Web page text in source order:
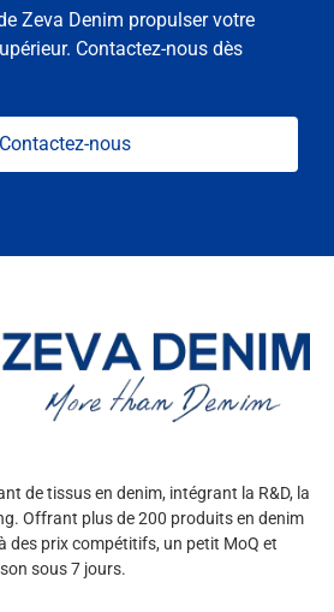
Zeva Denim propulser votre
Contactez-nous dès
Contactez-nous
de tissus en denim, intégrant la R&D, la
Offrant plus de 200 produits en denim
des prix compétitifs, un petit MoQ et
sous 7 jours.